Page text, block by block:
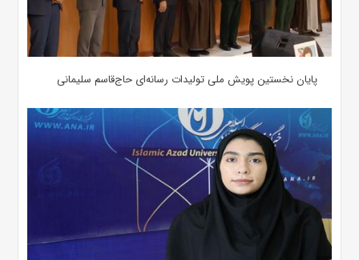
پایان نخستین پویش ملی تولیدات رسانه‌ای حاج‌قاسم سلیمانی